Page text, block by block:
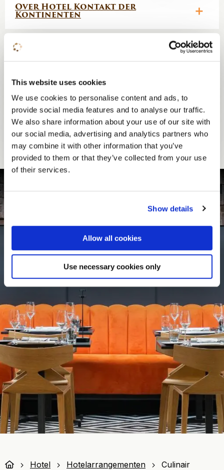
This website uses cookies
We use cookies to personalise content and ads, to
provide social media features and to analyse our traffic.
We also share information about your use of our site with
our social media, advertising and analytics partners who
may combine it with other information that you’ve
provided to them or that they’ve collected from your use
of their services.
Show details
Allow all cookies
Use necessary cookies only
Over Hotel Kontakt der
Kontinenten
Overnachten
Tips voor de omgeving
Extra’s voor een nog fijner
verblijf!
Hotel Hotelarrangementen Culinair